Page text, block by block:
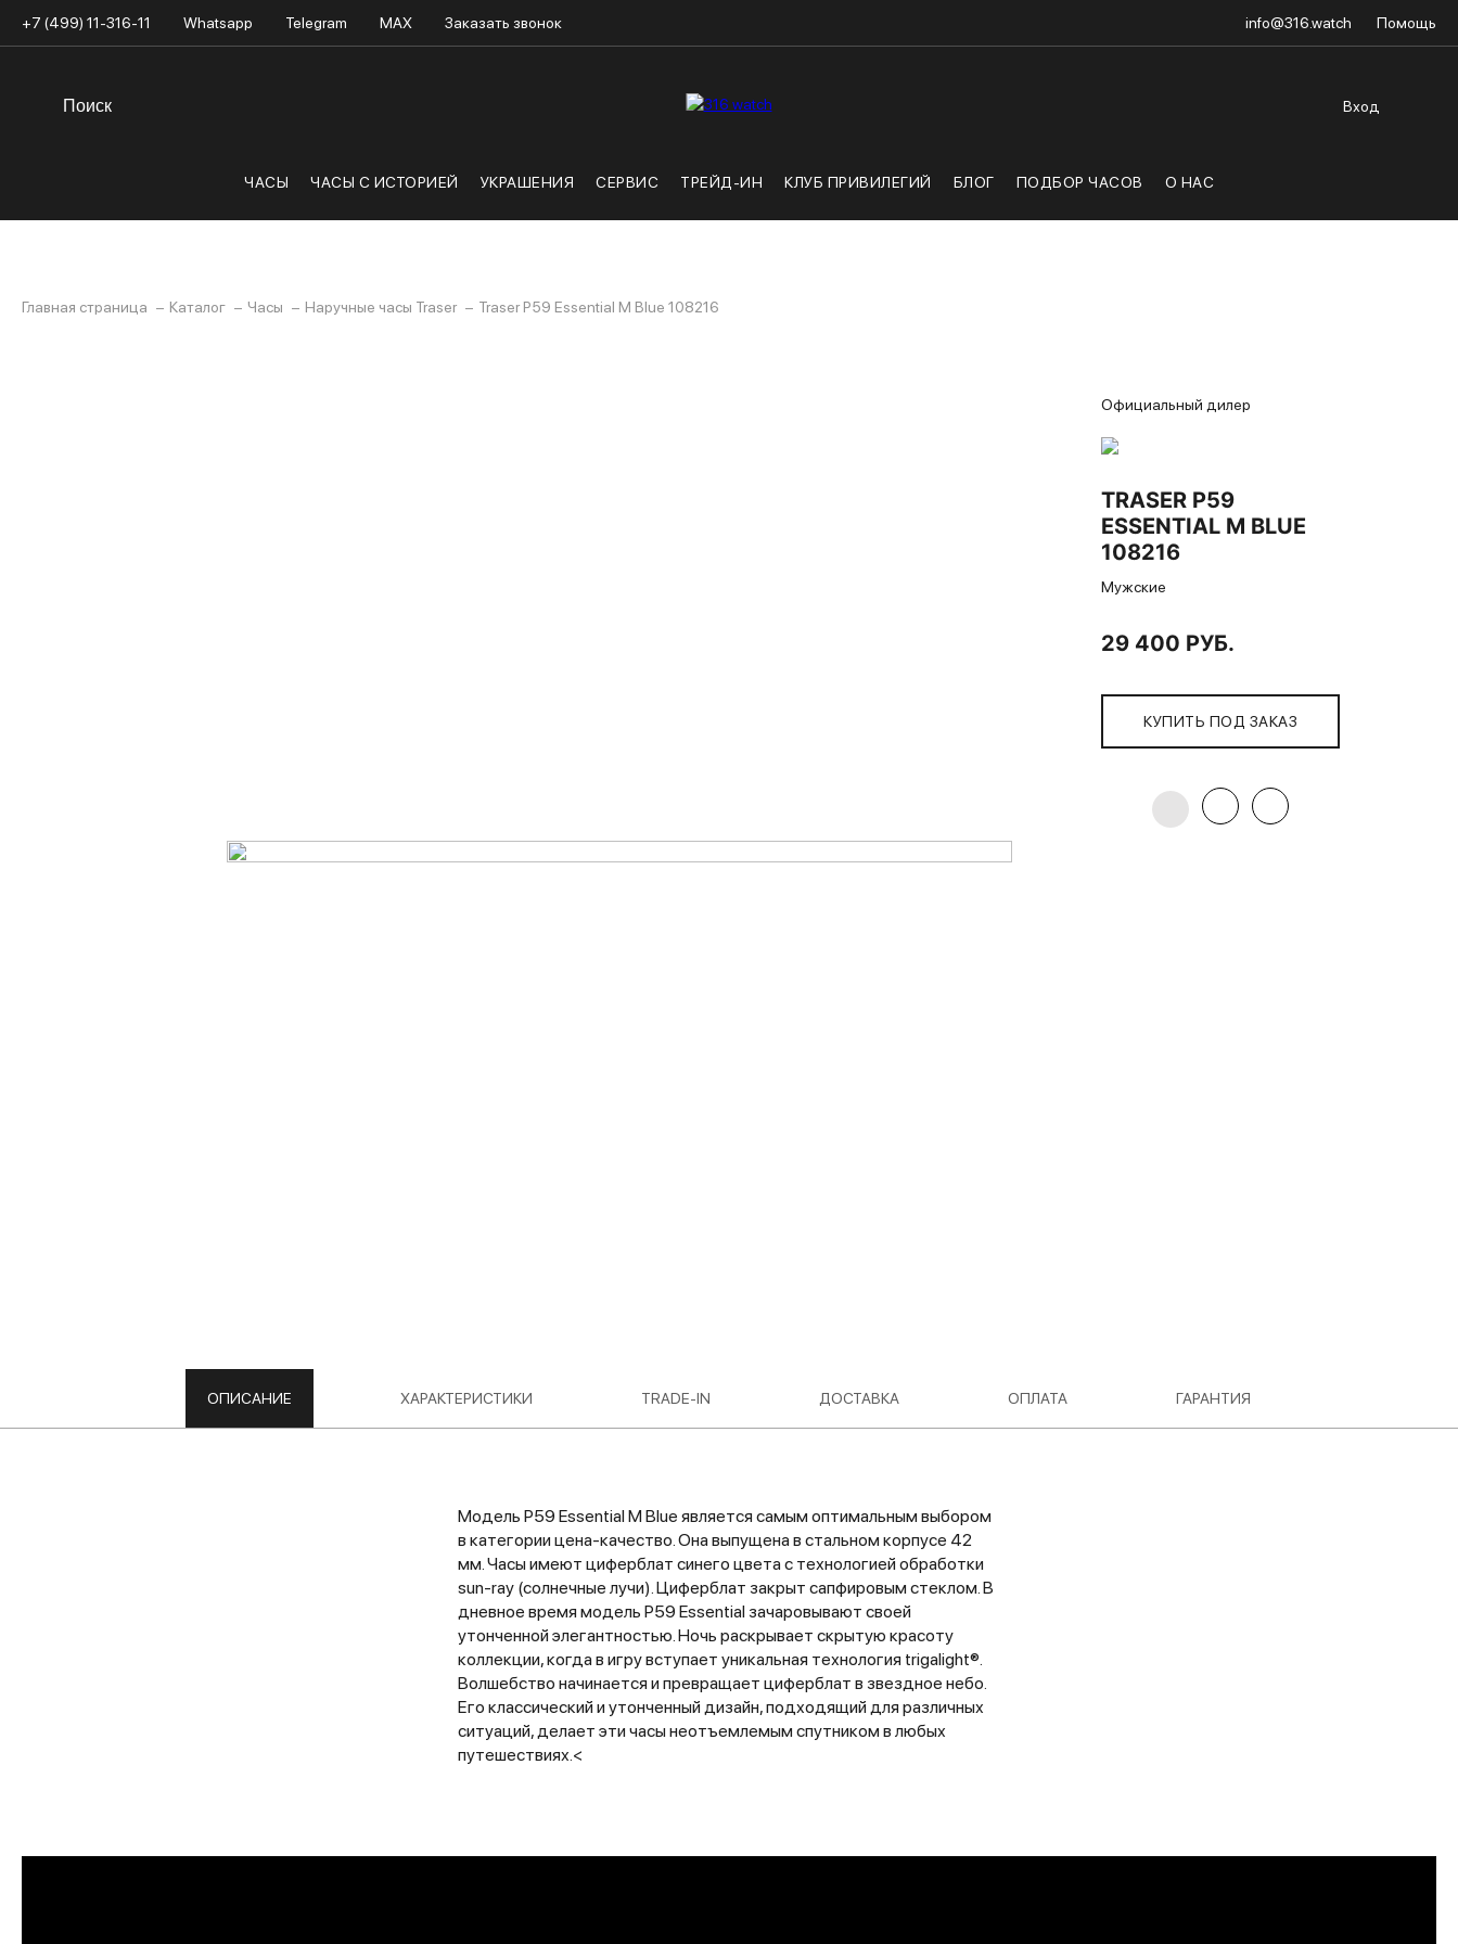
+7 (499) 11-316-11 Whatsapp Telegram MAX Заказать звонок info@316.watch Помощь
Вход
ЧАСЫ ЧАСЫ С ИСТОРИЕЙ УКРАШЕНИЯ СЕРВИС ТРЕЙД-ИН КЛУБ ПРИВИЛЕГИЙ БЛОГ ПОДБОР ЧАСОВ О НАС
Главная страница Каталог Часы Наручные часы Traser Traser P59 Essential M Blue 108216
Официальный дилер
TRASER P59
ESSENTIAL M BLUE
108216
Мужские
29 400 РУБ.
КУПИТЬ ПОД ЗАКАЗ
ОПИСАНИЕ ХАРАКТЕРИСТИКИ TRADE-IN ДОСТАВКА ОПЛАТА ГАРАНТИЯ
Модель P59 Essential M Blue является самым оптимальным выбором
в категории цена-качество. Она выпущена в стальном корпусе 42
мм. Часы имеют циферблат синего цвета с технологией обработки
sun-ray (солнечные лучи). Циферблат закрыт сапфировым стеклом. В
дневное время модель P59 Essential зачаровывают своей
утонченной элегантностью. Ночь раскрывает скрытую красоту
коллекции, когда в игру вступает уникальная технология trigalight®.
Волшебство начинается и превращает циферблат в звездное небо.
Его классический и утонченный дизайн, подходящий для различных
ситуаций, делает эти часы неотъемлемым спутником в любых
путешествиях.<